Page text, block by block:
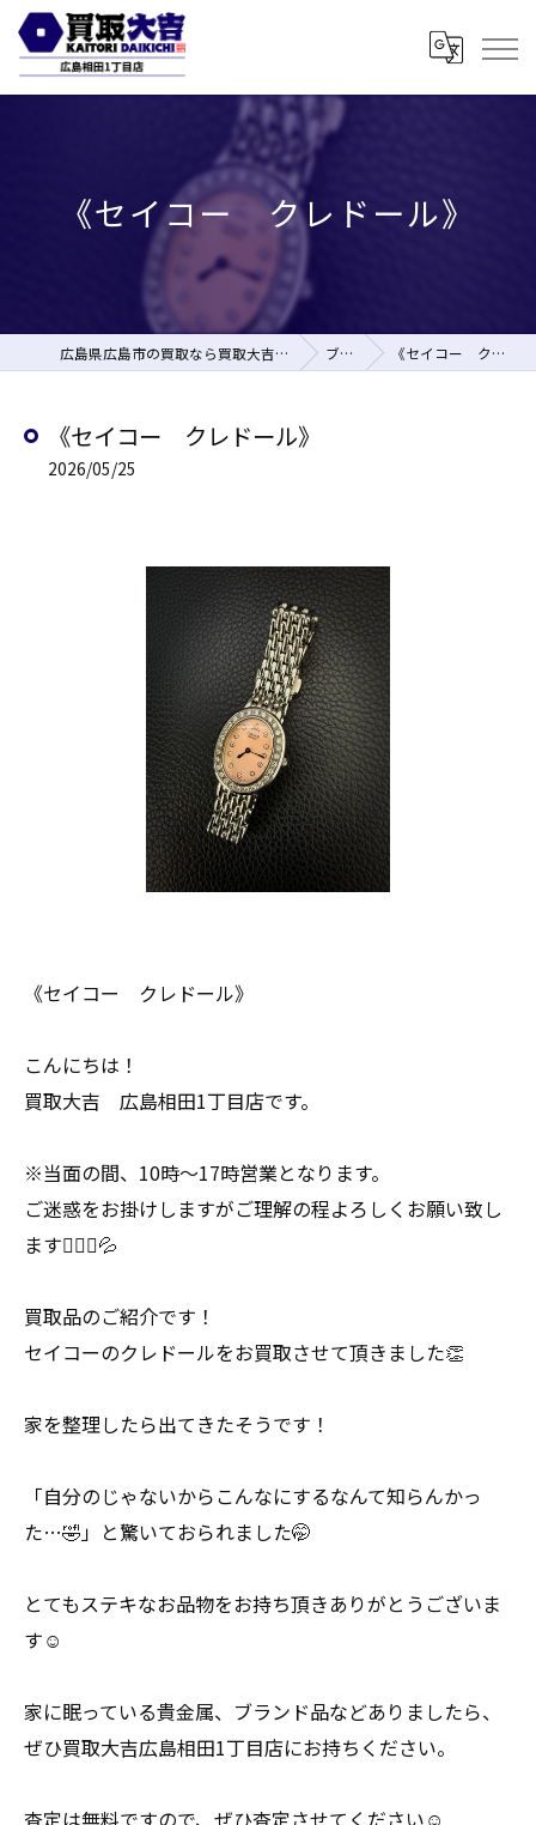
《セイコー クレドール》
広島県広島市の買取なら買取大吉 広島相田1丁目店 ブログ 《セイコー クレドール》
《セイコー クレドール》
2026/05/25
《セイコー クレドール》
こんにちは！
買取大吉 広島相田1丁目店です。
※当面の間、10時〜17時営業となります。
ご迷惑をお掛けしますがご理解の程よろしくお願い致し
ます🙇🏻‍♀️💦
買取品のご紹介です！
セイコーのクレドールをお買取させて頂きました👏
家を整理したら出てきたそうです！
「自分のじゃないからこんなにするなんて知らんかっ
た…🤣」と驚いておられました🤭
とてもステキなお品物をお持ち頂きありがとうございま
す☺️
家に眠っている貴金属、ブランド品などありましたら、
ぜひ買取大吉広島相田1丁目店にお持ちください。
査定は無料ですので、ぜひ査定させてください☺️